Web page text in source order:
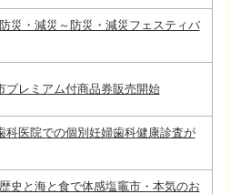
災・減災～防災・減災フェスティバ
プレミアム付商品券販売開始
科医院での個別妊婦歯科健康診査が
史と海と食で体感塩竈市・本気のお